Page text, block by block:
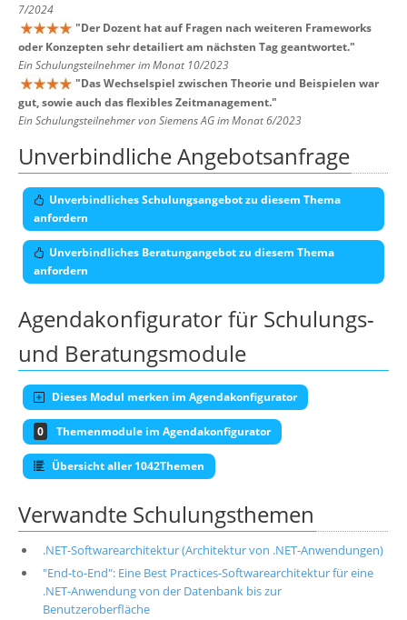
7/2024
"Der Dozent hat auf Fragen nach weiteren Frameworks
oder Konzepten sehr detailiert am nächsten Tag geantwortet."
Ein Schulungsteilnehmer im Monat 10/2023
"Das Wechselspiel zwischen Theorie und Beispielen war
gut, sowie auch das flexibles Zeitmanagement."
Ein Schulungsteilnehmer von Siemens AG im Monat 6/2023
Unverbindliche Angebotsanfrage
Unverbindliches Schulungsangebot zu diesem Thema
anfordern
Unverbindliches Beratungangebot zu diesem Thema
anfordern
Agendakonfigurator für Schulungs-
und Beratungsmodule
Dieses Modul merken im Agendakonfigurator
0 Themenmodule im Agendakonfigurator
Übersicht aller 1042Themen
Verwandte Schulungsthemen
.NET-Softwarearchitektur (Architektur von .NET-Anwendungen)
"End-to-End": Eine Best Practices-Softwarearchitektur für eine
.NET-Anwendung von der Datenbank bis zur
Benutzeroberfläche